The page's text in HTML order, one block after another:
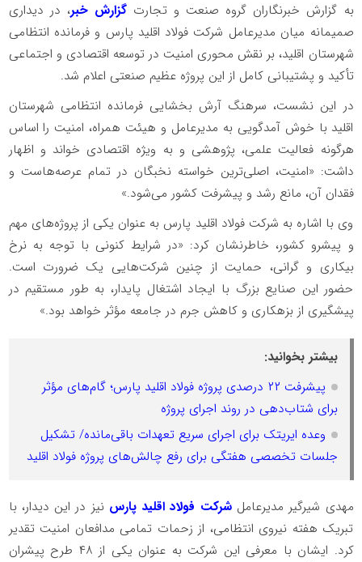
به گزارش خبرنگاران گروه صنعت و تجارت گزارش خبر، در دیداری
صمیمانه میان مدیرعامل شرکت فولاد اقلید پارس و فرمانده انتظامی
شهرستان اقلید، بر نقش محوری امنیت در توسعه اقتصادی و اجتماعی
تأکید و پشتیبانی کامل از این پروژه عظیم صنعتی اعلام شد.
در این نشست، سرهنگ آرش بخشایی فرمانده انتظامی شهرستان
اقلید با خوش آمدگویی به مدیرعامل و هیئت همراه، امنیت را اساس
هرگونه فعالیت علمی، پژوهشی و به ویژه اقتصادی خواند و اظهار
داشت: «امنیت، اصلی‌ترین خواسته نخبگان در تمام عرصه‌هاست و
فقدان آن، مانع رشد و پیشرفت کشور می‌شود.»
وی با اشاره به شرکت فولاد اقلید پارس به عنوان یکی از پروژه‌های مهم
و پیشرو کشور، خاطرنشان کرد: «در شرایط کنونی با توجه به نرخ
بیکاری و گرانی، حمایت از چنین شرکت‌هایی یک ضرورت است.
حضور این صنایع بزرگ با ایجاد اشتغال پایدار، به طور مستقیم در
پیشگیری از بزهکاری و کاهش جرم در جامعه مؤثر خواهد بود.»
بیشتر بخوانید:
پیشرفت ۲۲ درصدی پروژه فولاد اقلید پارس؛ گام‌های مؤثر
برای شتاب‌دهی در روند اجرای پروژه
وعده ایریتک برای اجرای سریع تعهدات باقی‌مانده/ تشکیل
جلسات تخصصی هفتگی برای رفع چالش‌های پروژه فولاد اقلید
مهدی شیرگیر مدیرعامل شرکت فولاد اقلید پارس نیز در این دیدار، با
تبریک هفته نیروی انتظامی، از زحمات تمامی مدافعان امنیت تقدیر
کرد. ایشان با معرفی این شرکت به عنوان یکی از ۴۸ طرح پیشران